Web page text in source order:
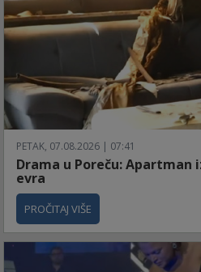
PETAK, 07.08.2026 | 07:41
Drama u Poreču: Apartman
evra
PROČITAJ VIŠE